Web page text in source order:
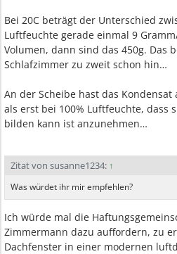
Bei 20C beträgt der Unterschied
Luftfeuchte gerade einmal 9
Volumen, dann sind das 450g. Das
Schlafzimmer zu zweit schon hin…
An der Scheibe hast das
als erst bei 100% Luftfeuchte, dass
bilden kann ist anzunehmen…
Zitat von susanne1234: ↑
Was würdet ihr mir empfehlen?
Ich würde mal die
Zimmermann dazu auffordern, zu
Dachfenster in einer modernen